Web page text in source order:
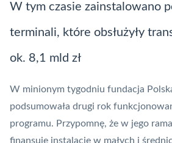
W tym czasie zainstalowano
terminali, które obsłużyły
ok. 8,1 mld zł
W minionym tygodniu fundacja
podsumowała drugi rok
programu. Przypomnę, że w jego
finansuje instalację w małych i